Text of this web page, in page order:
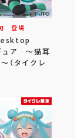
登場
ア ～猫耳
（タイクレ